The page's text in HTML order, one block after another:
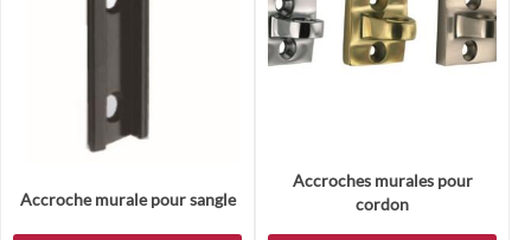
Accroche murale pour sangle
Accroches murales pour
cordon